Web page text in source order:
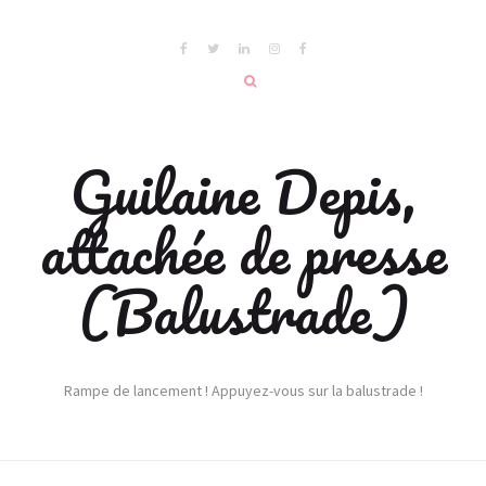
Guilaine Depis,
attachée de presse
(Balustrade)
Rampe de lancement ! Appuyez-vous sur la balustrade !